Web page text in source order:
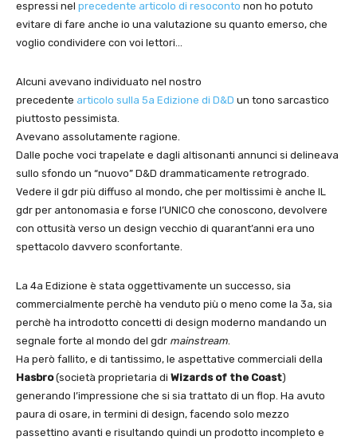
espressi nel precedente articolo di resoconto non ho potuto
evitare di fare anche io una valutazione su quanto emerso, che
voglio condividere con voi lettori…
Alcuni avevano individuato nel nostro
precedente articolo sulla 5a Edizione di D&D un tono sarcastico
piuttosto pessimista.
Avevano assolutamente ragione.
Dalle poche voci trapelate e dagli altisonanti annunci si delineava
sullo sfondo un “nuovo” D&D drammaticamente retrogrado.
Vedere il gdr più diffuso al mondo, che per moltissimi è anche IL
gdr per antonomasia e forse l’UNICO che conoscono, devolvere
con ottusità verso un design vecchio di quarant’anni era uno
spettacolo davvero sconfortante.
La 4a Edizione è stata oggettivamente un successo, sia
commercialmente perchè ha venduto più o meno come la 3a, sia
perchè ha introdotto concetti di design moderno mandando un
segnale forte al mondo del gdr mainstream
Ha però fallito, e di tantissimo, le aspettative commerciali della
Hasbro(società proprietaria di Wizards of the Coast)
generando l’impressione che si sia trattato di un flop. Ha avuto
paura di osare, in termini di design, facendo solo mezzo
passettino avanti e risultando quindi un prodotto incompleto e